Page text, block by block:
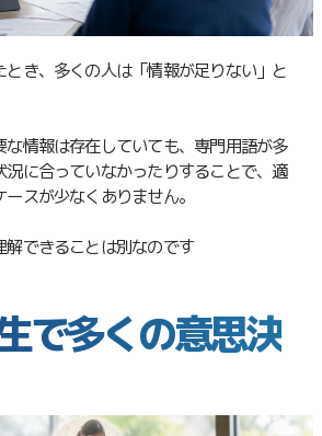
き、多くの人は「情報が足りない」と
な情報は存在していても、専門用語が多
に合っていなかったりすることで、適
スが少なくありません。
できることは別なのです
で多くの意思決